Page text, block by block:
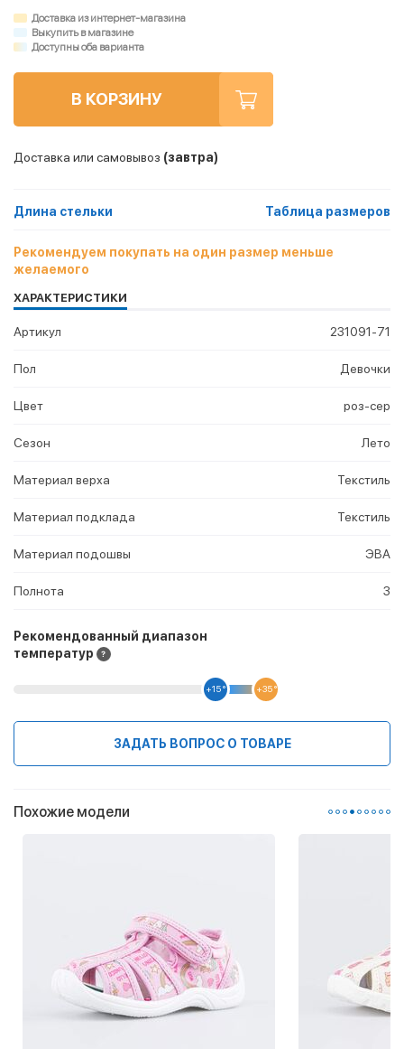
Доставка из интернет-магазина
Выкупить в магазине
Доступны оба варианта
В КОРЗИНУ
Доставка или самовывоз (завтра)
Длина стельки Таблица размеров
Рекомендуем покупать на один размер меньше
желаемого
ХАРАКТЕРИСТИКИ
Артикул 231091-71
Пол Девочки
Цвет роз-сер
Сезон Лето
Материал верха Текстиль
Материал подклада Текстиль
Материал подошвы ЭВА
Полнота 3
Рекомендованный диапазон
температур
+15 ° +35 °
ЗАДАТЬ ВОПРОС О ТОВАРЕ
Похожие модели